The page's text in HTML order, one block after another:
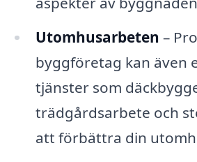
Utomhusarbeten –
byggföretag kan även
tjänster som
trädgårdsarbete och
att förbättra din